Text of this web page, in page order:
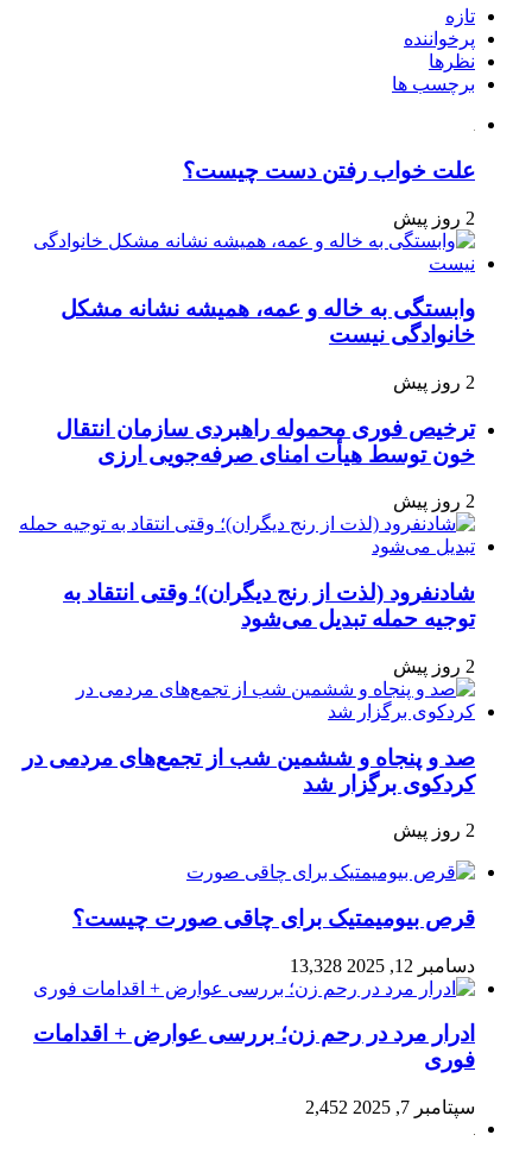
تازه
پرخواننده
نظرها
برچسب ها
علت خواب رفتن دست چیست؟
2 روز پیش
وابستگی به خاله و عمه، همیشه نشانه مشکل
خانوادگی نیست
2 روز پیش
ترخیص فوری محموله راهبردی سازمان انتقال
خون توسط هیأت امنای صرفه‌جویی ارزی
2 روز پیش
شادنفرود (لذت از رنج دیگران)؛ وقتی انتقاد به
توجیه حمله تبدیل می‌شود
2 روز پیش
صد و پنجاه‌ و ششمین شب از تجمع‌های مردمی در
کردکوی برگزار شد
2 روز پیش
قرص بیومیمتیک برای چاقی صورت چیست؟
دسامبر 12, 2025 13,328
ادرار مرد در رحم زن؛ بررسی عوارض + اقدامات
فوری
سپتامبر 7, 2025 2,452